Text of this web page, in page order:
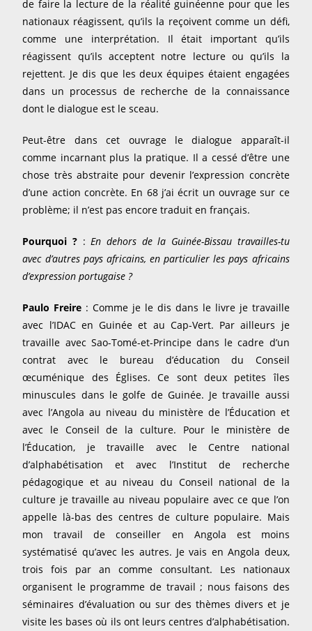
de faire la lecture de la réalité guinéenne pour que les
nationaux réagissent, qu’ils la reçoivent comme un défi,
comme une interprétation. Il était important qu’ils
réagissent qu’ils acceptent notre lecture ou qu’ils la
rejettent. Je dis que les deux équipes étaient engagées
dans un processus de recherche de la connaissance
dont le dialogue est le sceau.
Peut-être dans cet ouvrage le dialogue apparaît-il
comme incarnant plus la pratique. Il a cessé d’être une
chose très abstraite pour devenir l’expression concrète
d’une action concrète. En 68 j’ai écrit un ouvrage sur ce
problème; il n’est pas encore traduit en français.
Pourquoi ? : En dehors de la Guinée-Bissau travailles-tu
avec d’autres pays africains, en particulier les pays africains
d’expression portugaise ?
Paulo Freire : Comme je le dis dans le livre je travaille
avec l’IDAC en Guinée et au Cap-Vert. Par ailleurs je
travaille avec Sao-Tomé-et-Principe dans le cadre d’un
contrat avec le bureau d’éducation du Conseil
œcuménique des Églises. Ce sont deux petites îles
minuscules dans le golfe de Guinée. Je travaille aussi
avec l’Angola au niveau du ministère de l’Éducation et
avec le Conseil de la culture. Pour le ministère de
l’Éducation, je travaille avec le Centre national
d’alphabétisation et avec l’Institut de recherche
pédagogique et au niveau du Conseil national de la
culture je travaille au niveau populaire avec ce que l’on
appelle là-bas des centres de culture populaire. Mais
mon travail de conseiller en Angola est moins
systématisé qu’avec les autres. Je vais en Angola deux,
trois fois par an comme consultant. Les nationaux
organisent le programme de travail ; nous faisons des
séminaires d’évaluation ou sur des thèmes divers et je
visite les bases où ils ont leurs centres d’alphabétisation.